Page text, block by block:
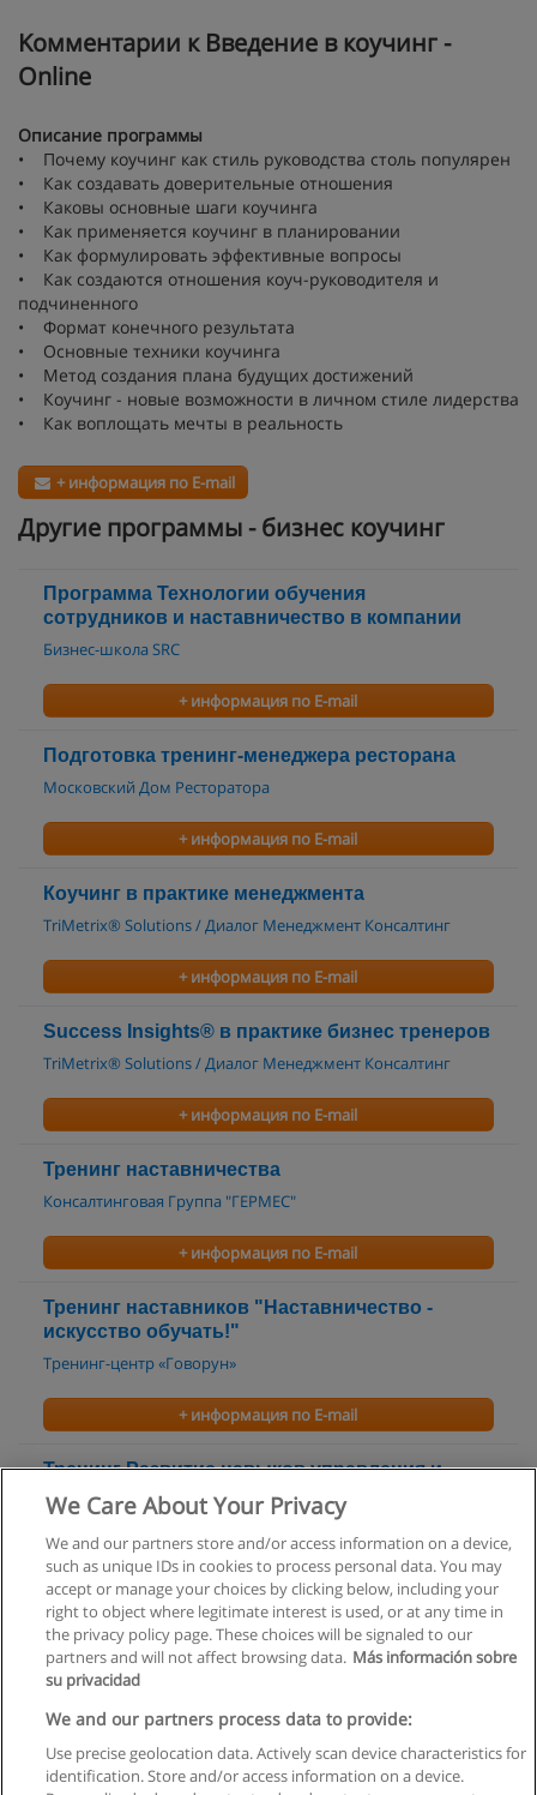
Kомментарии к Введение в коучинг -
Online
Описание программы
• Почему коучинг как стиль руководства столь популярен
• Как создавать доверительные отношения
• Каковы основные шаги коучинга
• Как применяется коучинг в планировании
• Как формулировать эффективные вопросы
• Как создаются отношения коуч-руководителя и
подчиненного
• Формат конечного результата
• Основные техники коучинга
• Метод создания плана будущих достижений
• Коучинг - новые возможности в личном стиле лидерства
• Как воплощать мечты в реальность
+ информация по E-mail
Другие программы - бизнес коучинг
Программа Технологии обучения
сотрудников и наставничество в компании
Бизнес-школа SRC
+ информация по E-mail
Подготовка тренинг-менеджера ресторана
Московский Дом Ресторатора
+ информация по E-mail
Коучинг в практике менеджмента
TriMetrix® Solutions / Диалог Менеджмент Консалтинг
+ информация по E-mail
Success Insights® в практике бизнес тренеров
TriMetrix® Solutions / Диалог Менеджмент Консалтинг
+ информация по E-mail
Тренинг наставничества
Консалтинговая Группа "ГЕРМЕС"
+ информация по E-mail
Тренинг наставников "Наставничество -
искусство обучать!"
Тренинг-центр «Говорун»
+ информация по E-mail
Тренинг Развитие навыков управления и
наставничества
+ информация по E-mail
Правила пользования
Конфиденциальность информации
We Care About Your Privacy
We and our partners store and/or access information on a device,
such as unique IDs in cookies to process personal data. You may
accept or manage your choices by clicking below, including your
right to object where legitimate interest is used, or at any time in
the privacy policy page. These choices will be signaled to our
partners and will not affect browsing data. Más información sobre
su privacidad
We and our partners process data to provide:
Use precise geolocation data. Actively scan device characteristics for
identification. Store and/or access information on a device.